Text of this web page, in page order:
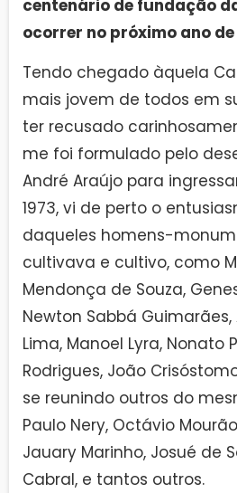
centenário de fundação
ocorrer no próximo ano de
Tendo chegado àquela
mais jovem de todos em
ter recusado
me foi formulado pelo
André Araújo para
1973, vi de perto o
daqueles homens-
cultivava e cultivo, como
Mendonça de Souza,
Newton Sabbá Guimarães,
Lima, Manoel Lyra, Nonato
Rodrigues, João
se reunindo outros do
Paulo Nery, Octávio
Jauary Marinho, Josué de
Cabral, e tantos outros.